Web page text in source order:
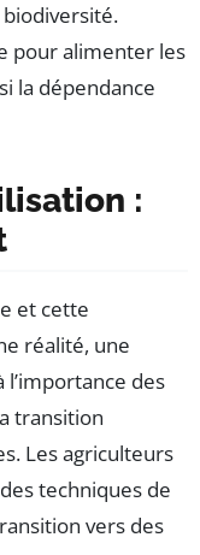
pour alimenter les
la dépendance
:
et cette
réalité, une
l’importance des
transition
Les agriculteurs
techniques de
vers des